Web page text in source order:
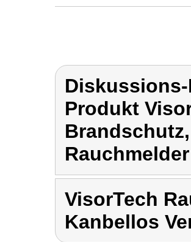
Produkt
VisorTech
Kanbellos